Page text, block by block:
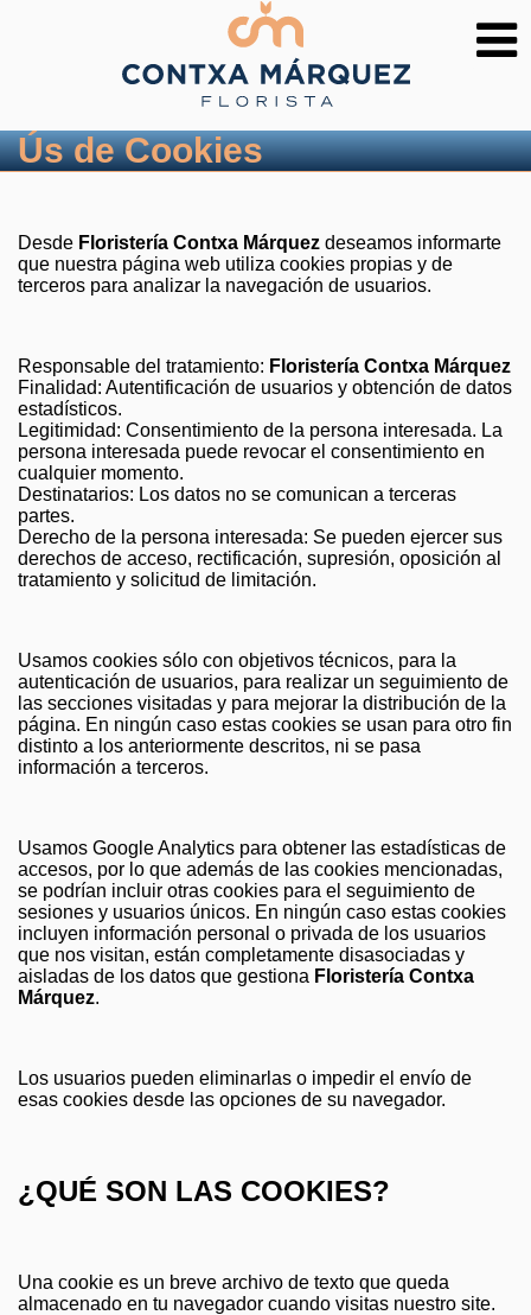
Ús de Cookies
Desde Floristería Contxa Márquez deseamos informarte
que nuestra página web utiliza cookies propias y de
terceros para analizar la navegación de usuarios.
Responsable del tratamiento: Floristería Contxa Márquez
Finalidad: Autentificación de usuarios y obtención de datos
estadísticos.
Legitimidad: Consentimiento de la persona interesada. La
persona interesada puede revocar el consentimiento en
cualquier momento.
Destinatarios: Los datos no se comunican a terceras
partes.
Derecho de la persona interesada: Se pueden ejercer sus
derechos de acceso, rectificación, supresión, oposición al
tratamiento y solicitud de limitación.
Usamos cookies sólo con objetivos técnicos, para la
autenticación de usuarios, para realizar un seguimiento de
las secciones visitadas y para mejorar la distribución de la
página. En ningún caso estas cookies se usan para otro fin
distinto a los anteriormente descritos, ni se pasa
información a terceros.
Usamos Google Analytics para obtener las estadísticas de
accesos, por lo que además de las cookies mencionadas,
se podrían incluir otras cookies para el seguimiento de
sesiones y usuarios únicos. En ningún caso estas cookies
incluyen información personal o privada de los usuarios
que nos visitan, están completamente disasociadas y
aisladas de los datos que gestiona Floristería Contxa
Márquez.
Los usuarios pueden eliminarlas o impedir el envío de
esas cookies desde las opciones de su navegador.
¿QUÉ SON LAS COOKIES?
Una cookie es un breve archivo de texto que queda
almacenado en tu navegador cuando visitas nuestro site.